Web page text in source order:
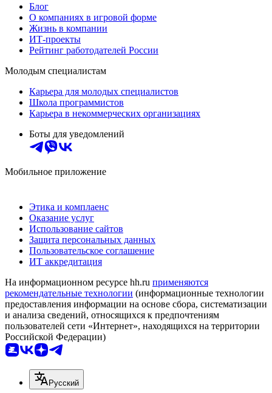
Блог
О компаниях в игровой форме
Жизнь в компании
ИТ-проекты
Рейтинг работодателей России
Молодым специалистам
Карьера для молодых специалистов
Школа программистов
Карьера в некоммерческих организациях
Боты для уведомлений
Мобильное приложение
Этика и комплаенс
Оказание услуг
Использование сайтов
Защита персональных данных
Пользовательское соглашение
ИТ аккредитация
На информационном ресурсе hh.ru применяются
рекомендательные технологии (информационные технологии
предоставления информации на основе сбора, систематизации
и анализа сведений, относящихся к предпочтениям
пользователей сети «Интернет», находящихся на территории
Российской Федерации)
Русский